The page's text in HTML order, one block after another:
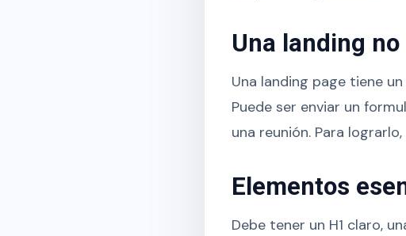
Una landing
Una landing page tiene
Puede ser enviar un
una reunión. Para
Elementos
Debe tener un H1 claro,